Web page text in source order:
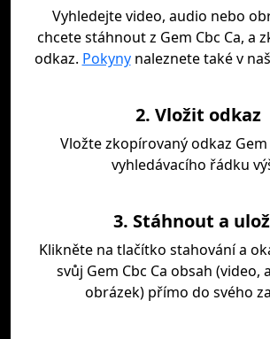
Vyhledejte video, audio nebo
chcete stáhnout z Gem Cbc Ca, a
odkaz. Pokynynaleznete také v
2. Vložit odkaz
Vložte zkopírovaný odkaz Gem
vyhledávacího řádku
3. Stáhnout a
Klikněte na tlačítko stahování a
svůj Gem Cbc Ca obsah (video,
obrázek) přímo do svého